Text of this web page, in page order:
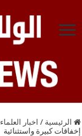
الرئيسية / اخبار العلماء
إخفاقات كبيرة واستثنائية